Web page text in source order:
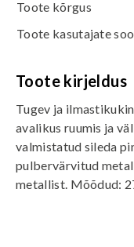
Toote kõrgus
Toote kasutajate
Toote kirjeldus
Tugev ja
avalikus ruumis ja
valmistatud sileda
pulbervärvitud
metallist. Mõõdud: